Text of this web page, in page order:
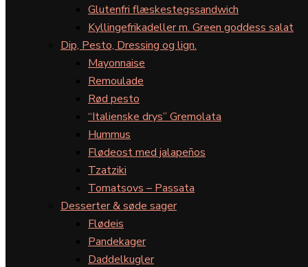
Glutenfri flæskestegssandwich
Kyllingefrikadeller m. Green goddess salat
Dip, Pesto, Dressing og lign.
Mayonnaise
Remoulade
Rød pesto
“Italienske drys” Gremolata
Hummus
Flødeost med jalapeños
Tzatziki
Tomatsovs – Passata
Desserter & søde sager
Flødeis
Pandekager
Daddelkugler